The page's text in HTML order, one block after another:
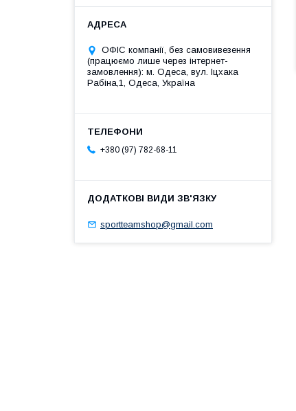
ОФІС компанії, без самовивезення
(працюємо лише через інтернет-
замовлення): м. Одеса, вул. Іцхака
Рабіна,1, Одеса, Україна
+380 (97) 782-68-11
sportteamshop@gmail.com